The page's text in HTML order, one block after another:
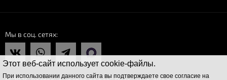
Этот веб-сайт использует cookie-файлы.
При использовании данного сайта вы подтверждаете свое согласие на
Мы в соц. сетях